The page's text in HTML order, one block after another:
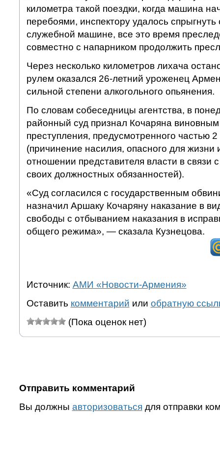
километра такой поездки, когда машина
перебоями, инспектору удалось спрыгнуть
служебной машине, все это время
совместно с напарником продолжить
Через несколько километров лихача
рулем оказался 26-летний уроженец
сильной степени алкогольного опьянения.
По словам собеседницы агентства, в
районный суд признал Кочаряна
преступления, предусмотренного частью
(причинение насилия, опасного для жизни
отношении представителя власти в связи
своих должностных обязанностей).
«Суд согласился с государственным
назначил Аршаку Кочаряну наказание в
свободы с отбыванием наказания в
общего режима», — сказала Кузнецова.
Источник: АМИ «Новости-Армения»
Оставить комментарий или обратную
(Пока оценок нет)
Отправить комментарий
Вы должны авторизоваться для отправки